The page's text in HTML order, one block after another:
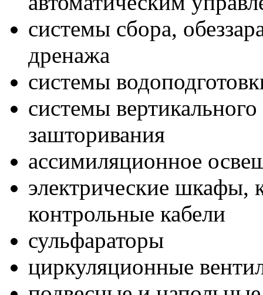
системы сбора,
дренажа
системы
системы
зашторивания
ассимиляционное
электрические шкафы,
контрольные кабели
сульфараторы
циркуляционные